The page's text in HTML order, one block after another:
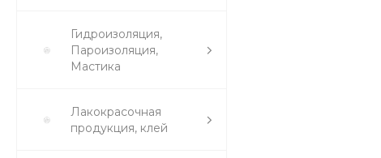
Гидроизоляция,
Пароизоляция,
Мастика
Лакокрасочная
продукция, клей